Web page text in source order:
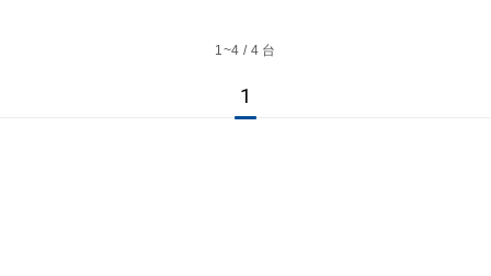
1~4 / 4 台
1